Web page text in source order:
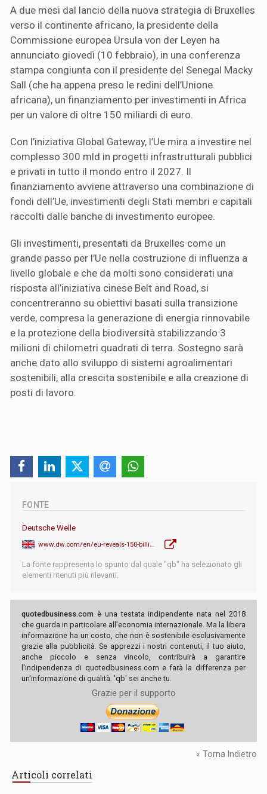
A due mesi dal lancio della nuova strategia di Bruxelles
verso il continente africano, la presidente della
Commissione europea Ursula von der Leyen ha
annunciato giovedì (10 febbraio), in una conferenza
stampa congiunta con il presidente del Senegal Macky
Sall (che ha appena preso le redini dell’Unione
africana), un finanziamento per investimenti in Africa
per un valore di oltre 150 miliardi di euro.
Con l’iniziativa Global Gateway, l’Ue mira a investire nel
complesso 300 mld in progetti infrastrutturali pubblici
e privati in tutto il mondo entro il 2027. Il
finanziamento avviene attraverso una combinazione di
fondi dell’Ue, investimenti degli Stati membri e capitali
raccolti dalle banche di investimento europee.
Gli investimenti, presentati da Bruxelles come un
grande passo per l’Ue nella costruzione di influenza a
livello globale e che da molti sono considerati una
risposta all’iniziativa cinese Belt and Road, si
concentreranno su obiettivi basati sulla transizione
verde, compresa la generazione di energia rinnovabile
e la protezione della biodiversità stabilizzando 3
milioni di chilometri quadrati di terra. Sostegno sarà
anche dato allo sviluppo di sistemi agroalimentari
sostenibili, alla crescita sostenibile e alla creazione di
posti di lavoro.
FONTE
Deutsche Welle
La fonte rappresenta lo spunto dal quale "qb" ha selezionato gli
elementi ritenuti più rilevanti.
quotedbusiness.com è una testata indipendente nata nel 2018
che guarda in particolare all'economia internazionale. Ma la libera
informazione ha un costo, che non è sostenibile esclusivamente
grazie alla pubblicità. Se apprezzi i nostri contenuti, il tuo aiuto,
anche piccolo e senza vincolo, contribuirà a garantire
l'indipendenza di quotedbusiness.com e farà la differenza per
un'informazione di qualità. 'qb' sei anche tu.
Grazie per il supporto
« Torna Indietro
Articoli correlati